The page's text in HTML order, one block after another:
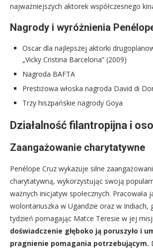
najważniejszych aktorek współczesnego
Nagrody i wyróżnienia
Oscar dla najlepszej aktorki
„Vicky Cristina Barcelona” (2009)
Nagroda BAFTA
Prestiżowa włoska nagroda David di
Trzy hiszpańskie nagrody Goya
Działalność filantropijna i
Zaangażowanie charytatywne
Penélope Cruz wykazuje silne
charytatywną, wykorzystując swoją
ważnych inicjatyw społecznych. Pracowała
wolontariuszka w Ugandzie oraz w Indiach,
tydzień pomagając Matce Teresie w jej
doświadczenie głęboko ją poruszyło i
pragnienie pomagania potrzebującym.